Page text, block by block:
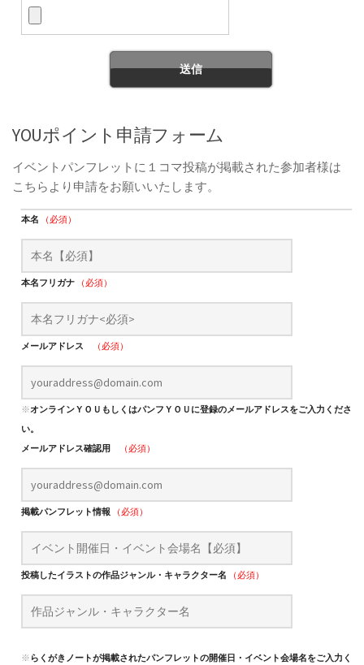
YOUポイント申請フォーム
イベントパンフレットに１コマ投稿が掲載された参加者様は
こちらより申請をお願いいたします。
本名 （必須）
本名フリガナ （必須）
メールアドレス （必須）
※オンラインＹＯＵもしくはパンフＹＯＵに登録のメールアドレスをご入力くださ
い。
メールアドレス確認用
（必須）
掲載パンフレット情報 （必須）
投稿したイラストの作品ジャンル・キャラクター名 （必須）
※ らくがきノートが掲載されたパンフレットの開催日・イベント会場名をご入力くだ